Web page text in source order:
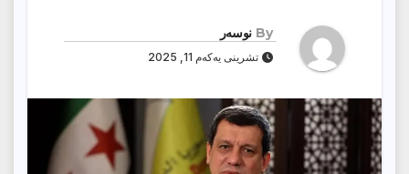
By نوسەر
تشرینی یەکەم 11, 2025